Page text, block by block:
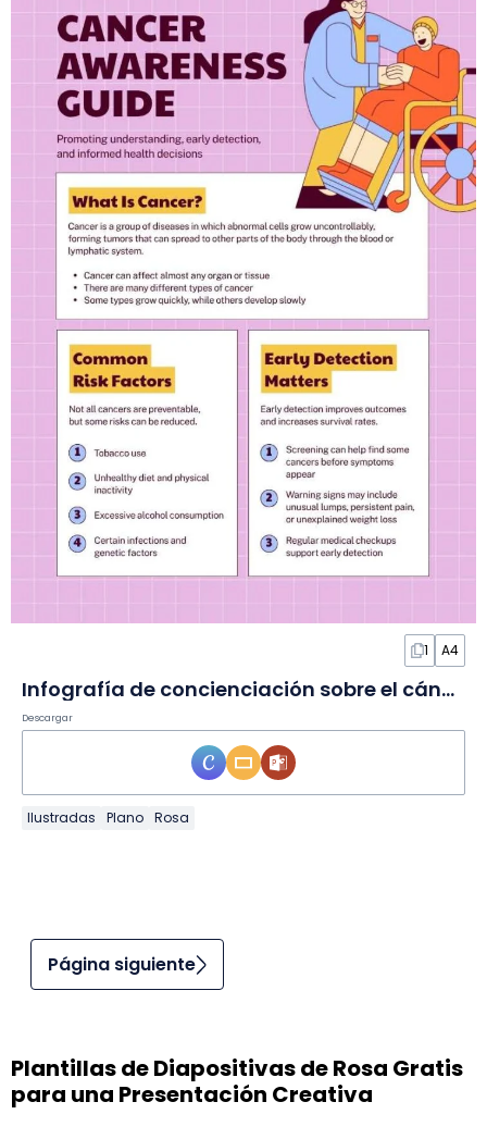
1 A4
Infografía de concienciación sobre el cáncer en Diapositivas
Descargar
Ilustradas Plano Rosa
Página siguiente
Plantillas de Diapositivas de Rosa Gratis
para una Presentación Creativa